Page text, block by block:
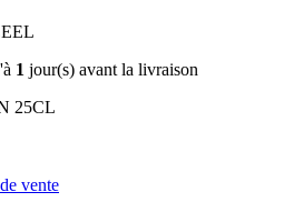
1 jour(s) avant la livraison
vente